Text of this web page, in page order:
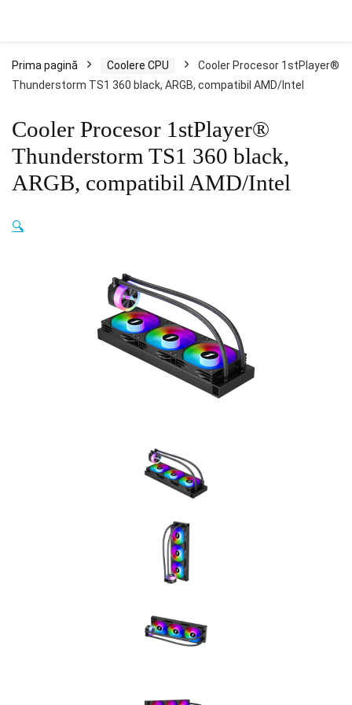
Prima pagină Coolere CPU
Cooler Procesor 1stPlayer®
Thunderstorm TS1 360 black, ARGB, compatibil AMD/Intel
Cooler Procesor 1stPlayer®
Thunderstorm TS1 360 black,
ARGB, compatibil AMD/Intel
🔍